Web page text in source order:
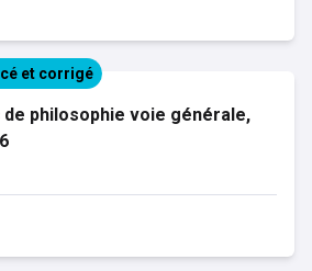
et corrigé
de philosophie voie générale,